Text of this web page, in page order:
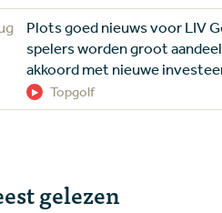
Plots goed nieuws voor LIV
spelers worden groot
akkoord met nieuwe
Topgolf
gelezen